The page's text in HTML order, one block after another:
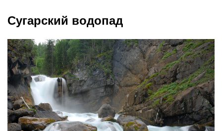
Сугарский водопад